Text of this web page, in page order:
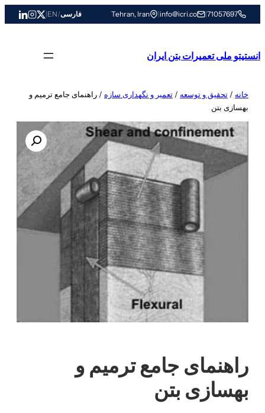
به
71057697
|
info@icri.co
|
Tehran, Iran فارسی/
EN
|
انستیتو ملی تعمیرات بتن ایران
خانه / تحقیق و توسعه / تعمیر و نگهداری سازه / راهنمای جامع ترمیم و
بهسازی بتن
راهنمای جامع ترمیم و
بهسازی بتن